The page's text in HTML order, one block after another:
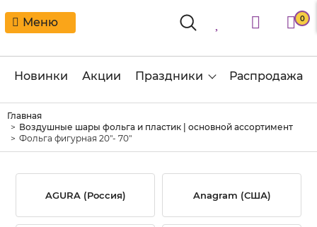
Меню 0
Новинки Акции Праздники Распродажа
Главная
Воздушные шары фольга и пластик | основной ассортимент
Фольга фигурная 20"- 70"
AGURA (Россия) Anagram (США)